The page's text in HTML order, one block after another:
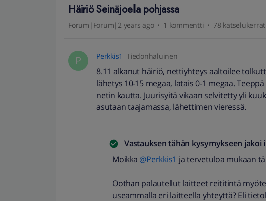
Häiriö Seinäjoella pohjassa
Forum|Forum|2 years ago 1 kommentti 78 katselukerrat
P Perkkis1 Tiedonhaluinen
8.11 alkanut häiriö, nettiyhteys aaltoilee
lähetys 10-15 megaa, latais 0-1 megaa.
netin kautta. Juurisyitä vikaan selvitetty yli
asutaan taajamassa, lähettimen vieressä.
Vastauksen tähän kysymykseen jakoi
Moikka @Perkkis1 ja tervetuloa mukaan
Oothan palautellut laitteet reititintä
useammalla eri laitteella yhteyttä? Eli